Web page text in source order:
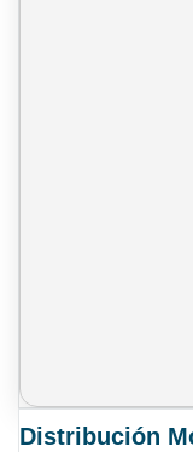
Distribución